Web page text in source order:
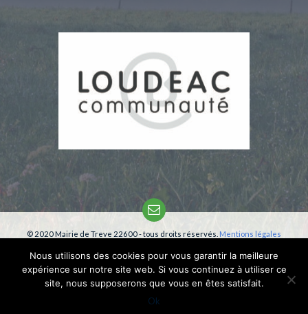
Email
© 2020 Mairie de Treve 22600 - tous droits réservés. Mentions légales
Nous utilisons des cookies pour vous garantir la meilleure
expérience sur notre site web. Si vous continuez à utiliser ce
site, nous supposerons que vous en êtes satisfait.
Ok